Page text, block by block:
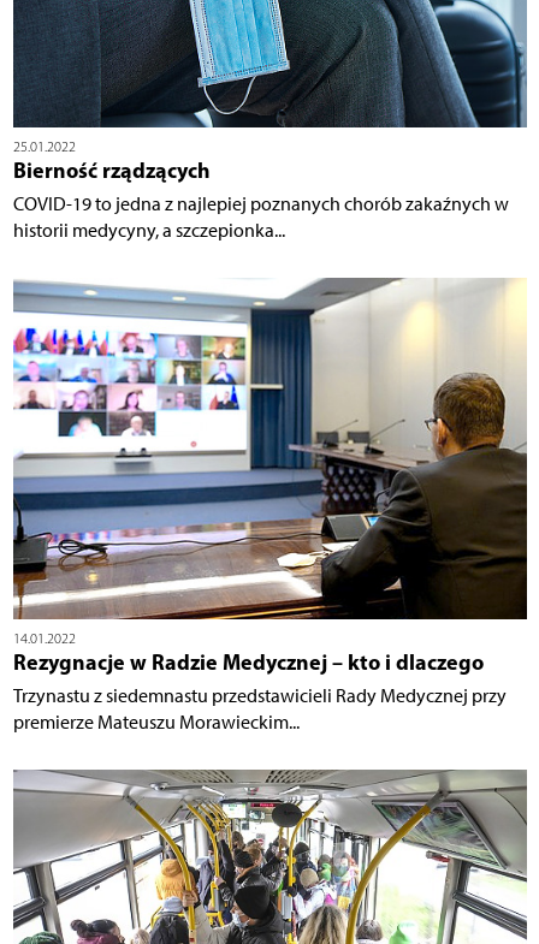
25.01.2022
Bierność rządzących
COVID-19 to jedna z najlepiej poznanych chorób zakaźnych w
historii medycyny, a szczepionka...
14.01.2022
Rezygnacje w Radzie Medycznej – kto i dlaczego
Trzynastu z siedemnastu przedstawicieli Rady Medycznej przy
premierze Mateuszu Morawieckim...